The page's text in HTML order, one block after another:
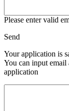
Please enter valid
Send
Your application is
You can input email
application